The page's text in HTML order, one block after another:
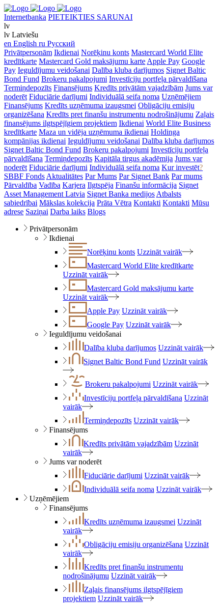
Internetbanka PIETEIKTIES SARUNAI
lv
lv Latviešu
en English ru Русский
Privātpersonām Ikdienai Norēķinu konts Mastercard World Elite
kredītkarte Mastercard Gold maksājumu karte Apple Pay Google
Pay Ieguldījumu veidošanai Dalība kluba darījumos Signet Baltic
Bond Fund Brokeru pakalpojumi Investīciju portfeļa pārvaldīšana
Termiņdepozīts Finansējums Kredīts privātām vajadzībām Jums var
noderēt Fiduciārie darījumi Individuālā seifa noma Uzņēmējiem
Finansējums Kredīts uzņēmuma izaugsmei Obligāciju emisiju
organizēšana Kredīts pret finanšu instrumentu nodrošinājumu Zaļais
finansējums ilgtspējīgiem projektiem Ikdienai World Elite Business
kredītkarte Maza un vidēja uzņēmuma ikdienai Holdinga
kompānijas ikdienai Ieguldījumu veidošanai Dalība kluba darījumos
Signet Baltic Bond Fund Brokeru pakalpojumi Investīciju portfeļa
pārvaldīšana Termiņdepozīts Kapitāla tirgus akadēmija Jums var
noderēt Fiduciārie darījumi Individuālā seifa noma Kur investēt?
SBBF Fonds Aktualitātes Par Mums Par Signet Bank Par mums
Pārvaldība Vadība Karjera Ilgtspēja Finanšu informācija Signet
Asset Management Latvia Signet Banka medijos Atbalsts
sabiedrībai Mākslas kolekcija Prāta Vētra Kontakti Kontakti Mūsu
adrese Saziņai Darba laiks Blogs
Privātpersonām
Ikdienai
Norēķinu konts Uzzināt vairāk
Mastercard World Elite kredītkarte
Uzzināt vairāk
Mastercard Gold maksājumu karte
Uzzināt vairāk
Apple Pay Uzzināt vairāk
Google Pay Uzzināt vairāk
Ieguldījumu veidošanai
Dalība kluba darījumos Uzzināt vairāk
Signet Baltic Bond Fund Uzzināt vairāk
Brokeru pakalpojumi Uzzināt vairāk
Investīciju portfeļa pārvaldīšana Uzzināt
vairāk
Termiņdepozīts Uzzināt vairāk
Finansējums
Kredīts privātām vajadzībām Uzzināt
vairāk
Jums var noderēt
Fiduciārie darījumi Uzzināt vairāk
Individuālā seifa noma Uzzināt vairāk
Uzņēmējiem
Finansējums
Kredīts uzņēmuma izaugsmei Uzzināt
vairāk
Obligāciju emisiju organizēšana Uzzināt
vairāk
Kredīts pret finanšu instrumentu
nodrošinājumu Uzzināt vairāk
Zaļais finansējums ilgtspējīgiem
projektiem Uzzināt vairāk